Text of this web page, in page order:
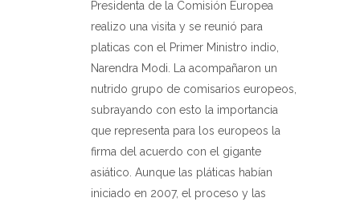
Presidenta de la Comisión Europea
realizo una visita y se reunió para
platicas con el Primer Ministro indio,
Narendra Modi. La acompañaron un
nutrido grupo de comisarios europeos,
subrayando con esto la importancia
que representa para los europeos la
firma del acuerdo con el gigante
asiático. Aunque las pláticas habían
iniciado en 2007, el proceso y las